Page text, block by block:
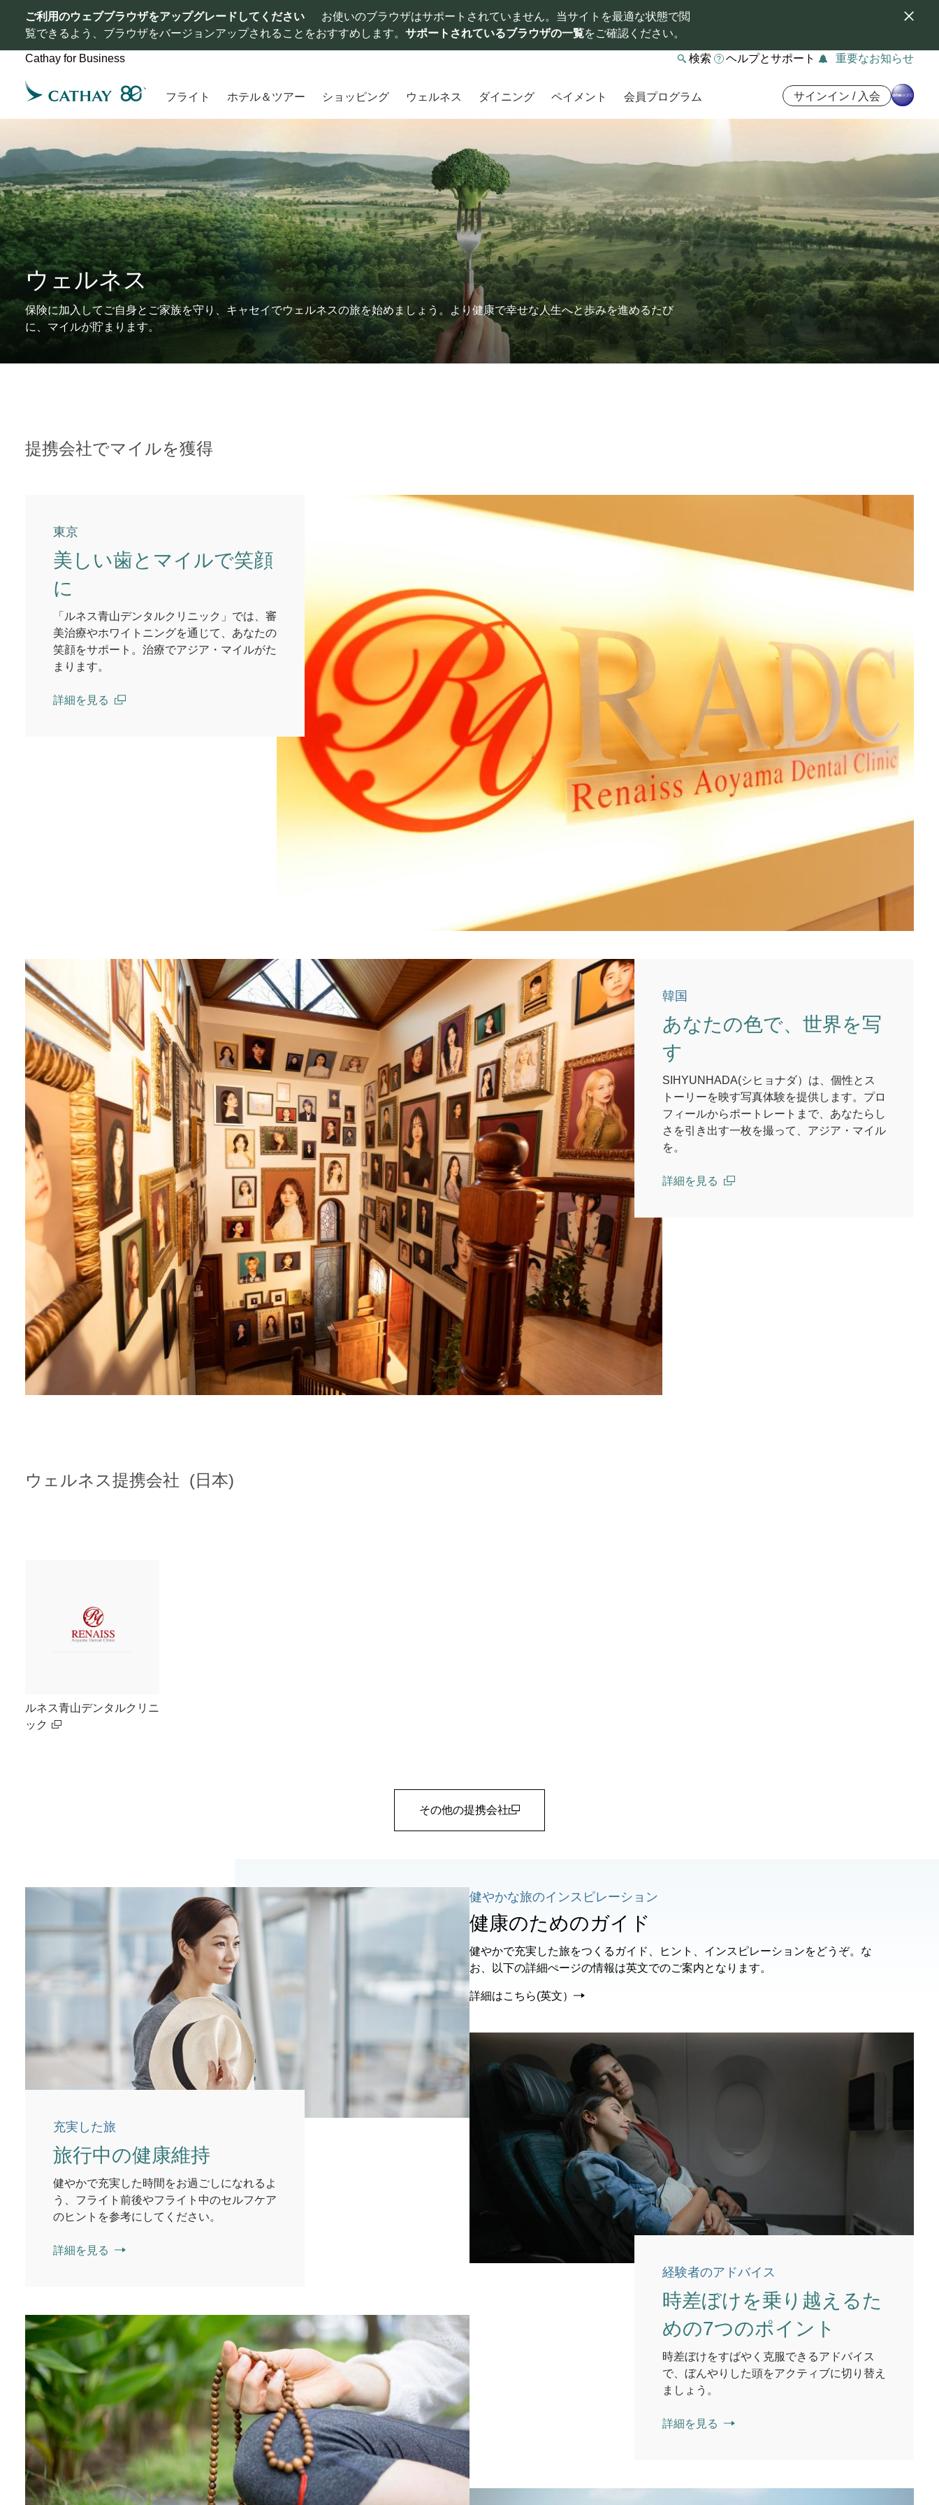
ご利用のウェブブラウザをアップグレードしてください
お使いのブラウザはサポートされていません。当サイトを最適な状態で閲
覧できるよう、ブラウザをバージョンアップされることをおすすめします。 サポートされているブラウザの一覧をご確認ください。
Cathay for Business 検索 ヘルプとサポート 重要なお知らせ
フライト ホテル＆ツアー ショッピング ウェルネス ダイニング ペイメント 会員プログラム サインイン / 入会
ウェルネス
保険に加入してご自身とご家族を守り、キャセイでウェルネスの旅を始めましょう。より健康で幸せな人生へと歩みを進めるたび
に、マイルが貯まります。
提携会社でマイルを獲得
東京
美しい歯とマイルで笑顔
に
「ルネス青山デンタルクリニック」では、審
美治療やホワイトニングを通じて、あなたの
笑顔をサポート。治療でアジア・マイルがた
まります。
詳細を見る
韓国
あなたの色で、世界を写
す
SIHYUNHADA(シヒョナダ）は、個性とス
トーリーを映す写真体験を提供します。プロ
フィールからポートレートまで、あなたらし
さを引き出す一枚を撮って、アジア・マイル
を。
詳細を見る
ウェルネス提携会社 (日本)
ルネス青山デンタルクリニ
ック
その他の提携会社
健やかな旅のインスピレーション
健康のためのガイド
健やかで充実した旅をつくるガイド、ヒント、インスピレーションをどうぞ。な
お、以下の詳細ぺージの情報は英文でのご案内となります。
詳細はこちら(英文）
充実した旅
旅行中の健康維持
健やかで充実した時間をお過ごしになれるよ
う、フライト前後やフライト中のセルフケア
のヒントを参考にしてください。
詳細を見る
経験者のアドバイス
時差ぼけを乗り越えるた
めの7つのポイント
時差ぼけをすばやく克服できるアドバイス
で、ぼんやりした頭をアクティブに切り替え
ましょう。
詳細を見る